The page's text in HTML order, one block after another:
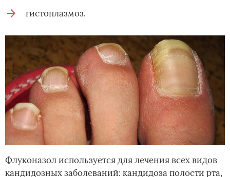
гистоплазмоз.
Флуконазол используется для лечения всех видов
кандидозных заболеваний: кандидоза полости рта,